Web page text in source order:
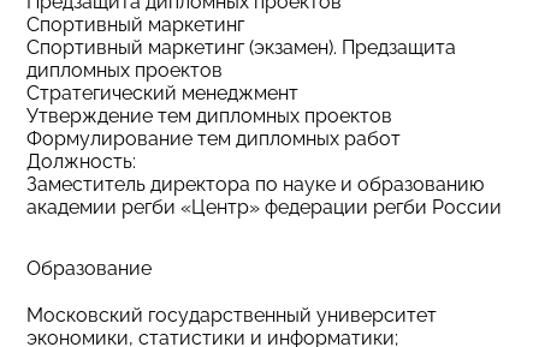
Спортивный маркетинг
Спортивный маркетинг (экзамен). Предзащита
дипломных проектов
Стратегический менеджмент
Утверждение тем дипломных проектов
Формулирование тем дипломных работ
Должность:
Заместитель директора по науке и образованию
академии регби «Центр» федерации регби России
Образование
Московский государственный университет
экономики, статистики и информатики;